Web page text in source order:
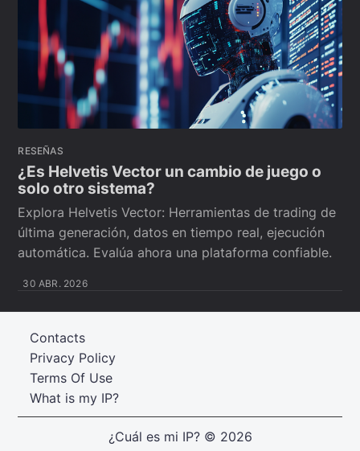
RESEÑAS
¿Es Helvetis Vector un cambio de juego o
solo otro sistema?
Explora Helvetis Vector: Herramientas de trading de
última generación, datos en tiempo real, ejecución
automática. Evalúa ahora una plataforma confiable.
30 ABR. 2026
What is my IP?
Terms Of Use
Privacy Policy
Contacts
¿Cuál es mi IP?© 2026